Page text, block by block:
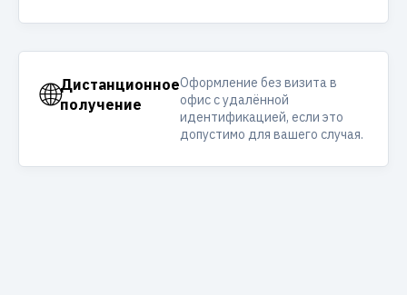
🌐Дистанционное
получение
Оформление без визита в
офис с удалённой
идентификацией, если это
допустимо для вашего случая.